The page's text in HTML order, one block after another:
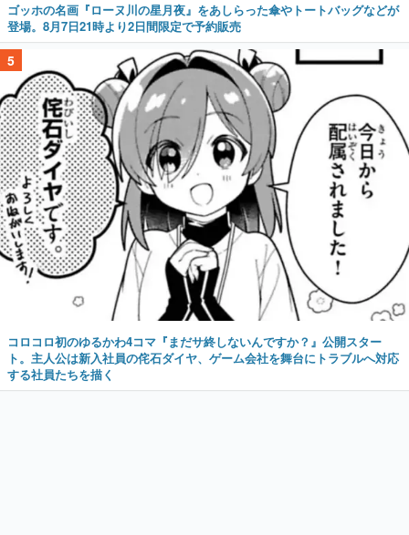
ゴッホの名画『ローヌ川の星月夜』をあしらった傘やトートバッグなどが
登場。8月7日21時より2日間限定で予約販売
5
コロコロ初のゆるかわ4コマ『まだサ終しないんですか？』公開スター
ト。主人公は新入社員の侘石ダイヤ、ゲーム会社を舞台にトラブルへ対応
する社員たちを描く